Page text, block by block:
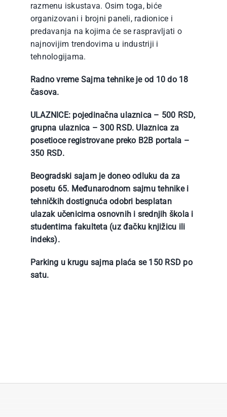
razmenu iskustava. Osim toga, biće
organizovani i brojni paneli, radionice i
predavanja na kojima će se raspravljati o
najnovijim trendovima u industriji i
tehnologijama.
Radno vreme Sajma tehnike je od 10 do 18
časova.
ULAZNICE: pojedinačna ulaznica – 500 RSD,
grupna ulaznica – 300 RSD. Ulaznica za
posetioce registrovane preko B2B portala –
350 RSD.
Beogradski sajam je doneo odluku da za
posetu 65. Međunarodnom sajmu tehnike i
tehničkih dostignuća odobri besplatan
ulazak učenicima osnovnih i srednjih škola i
studentima fakulteta (uz đačku knjižicu ili
indeks).
Parking u krugu sajma plaća se 150 RSD po
satu.